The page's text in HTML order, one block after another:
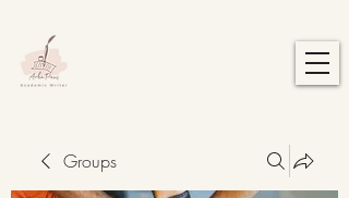
Groups